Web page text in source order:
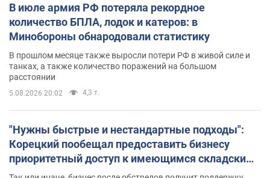
В июле армия РФ потеряла рекордное
количество БПЛА, лодок и катеров: в
Минобороны обнародовали статистику
В прошлом месяце также выросли потери РФ в живой силе и
танках, а также количество поражений на большом
расстоянии
5.08.2026 20:02 4,3 т.
"Нужны быстрые и нестандартные подходы":
Корецкий пообещал предоставить бизнесу
приоритетный доступ к имеющимся складским
помещениям